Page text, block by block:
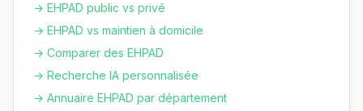
→ EHPAD public vs privé
→ EHPAD vs maintien à domicile
→ Comparer des EHPAD
→ Recherche IA personnalisée
→ Annuaire EHPAD par département